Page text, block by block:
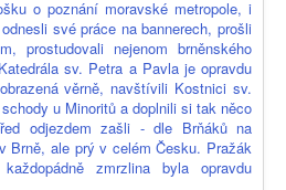
o poznání moravské metropole, i
své práce na bannerech, prošli
prostudovali nejenom brněnského
sv. Petra a Pavla je opravdu
věrně, navštívili Kostnici sv.
u Minoritů a doplnili si tak něco
odjezdem zašli - dle Brňáků na
Brně, ale prý v celém Česku. Pražák
zmrzlina byla opravdu